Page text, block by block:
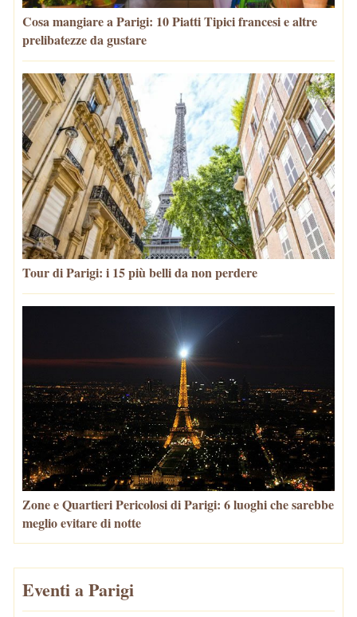
Cosa mangiare a Parigi: 10 Piatti Tipici francesi e altre
prelibatezze da gustare
Tour di Parigi: i 15 più belli da non perdere
Zone e Quartieri Pericolosi di Parigi: 6 luoghi che sarebbe
meglio evitare di notte
Eventi a Parigi